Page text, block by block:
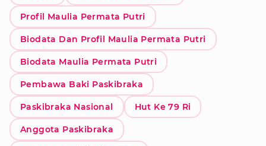
Profil Maulia Permata Putri
Biodata Dan Profil Maulia Permata Putri
Biodata Maulia Permata Putri
Pembawa Baki Paskibraka
Paskibraka Nasional Hut Ke 79 Ri
Anggota Paskibraka